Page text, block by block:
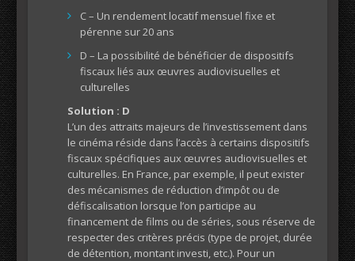
C – Un rendement locatif mensuel fixe et
pérenne sur 20 ans
D – La possibilité de bénéficier de dispositifs
fiscaux liés aux œuvres audiovisuelles et
culturelles
Solution : D
L’un des attraits majeurs de l’investissement dans
le cinéma réside dans l’accès à certains dispositifs
fiscaux spécifiques aux œuvres audiovisuelles et
culturelles. En France, par exemple, il peut exister
des mécanismes de réduction d’impôt ou de
défiscalisation lorsque l’on participe au
financement de films ou de séries, sous réserve de
respecter des critères précis (type de projet, durée
de détention, montant investi, etc.). Pour un